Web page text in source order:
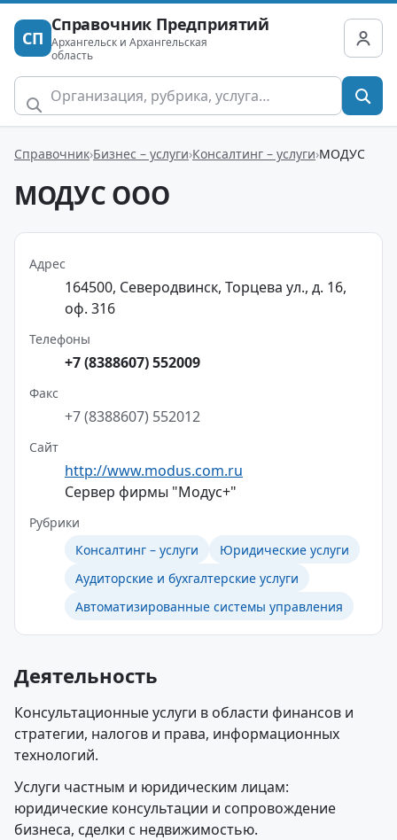
СП
Справочник Предприятий
Архангельск и Архангельская
область
Справочник Бизнес – услуги Консалтинг – услуги МОДУС
МОДУС ООО
Адрес
164500, Северодвинск, Торцева ул., д. 16,
оф. 316
Телефоны
+7 (8388607) 552009
Факс
+7 (8388607) 552012
Сайт
http://www.modus.com.ru
Сервер фирмы "Модус+"
Рубрики
Консалтинг – услуги
Юридические услуги
Аудиторские и бухгалтерские услуги
Автоматизированные системы управления
Деятельность
Консультационные услуги в области финансов и
стратегии, налогов и права, информационных
технологий.
Услуги частным и юридическим лицам:
юридические консультации и сопровождение
бизнеса, сделки с недвижимостью.